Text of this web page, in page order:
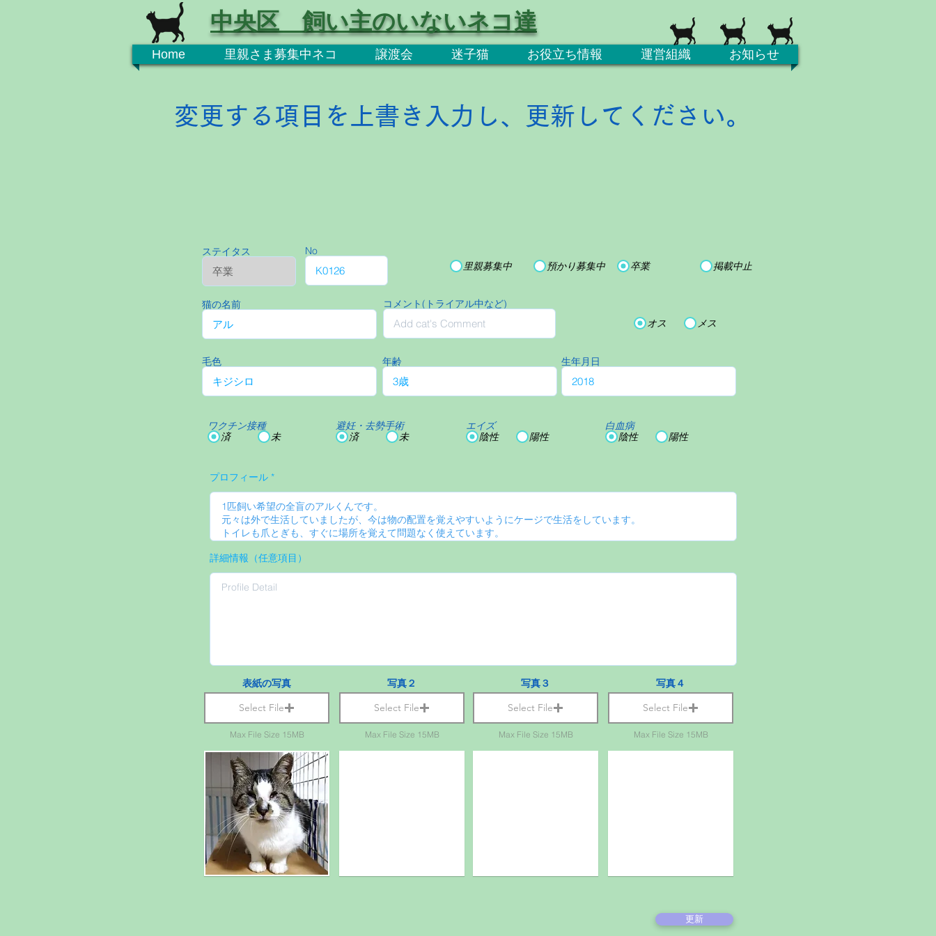
Home 里親さま募集中ネコ 譲渡会 迷子猫 お役立ち情報 運営組織 お知らせ
中央区 飼い主のいないネコ達
変更する項目を上書き入力し、更新してください。
ステイタス No
里親募集中 預かり募集中 卒業 掲載中止
猫の名前 コメント(トライアル中など)
オス メス
毛色 年齢 生年月日
ワクチン接種
済
未
避妊・去勢手術
済
未
エイズ
陰性
陽性
白血病
陰性
陽性
プロフィール
詳細情報（任意項目）
表紙の写真
Select File
Max File Size 15MB
写真２
Select File
Max File Size 15MB
写真３
Select File
Max File Size 15MB
写真４
Select File
Max File Size 15MB
更新